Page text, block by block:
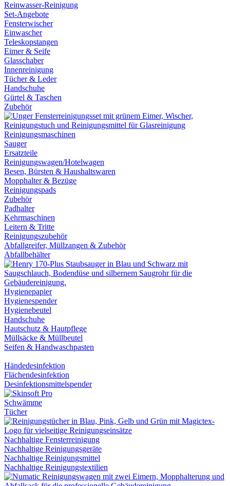
Reinwasser-Reinigung
Set-Angebote
Fensterwischer
Einwascher
Teleskopstangen
Eimer & Seife
Glasschaber
Innenreinigung
Tücher & Leder
Handschuhe
Gürtel & Taschen
Zubehör
Reinigungsmaschinen
Sauger
Ersatzteile
Reinigungswagen/Hotelwagen
Besen, Bürsten & Haushaltswaren
Mopphalter & Bezüge
Reinigungspads
Zubehör
Padhalter
Kehrmaschinen
Leitern & Tritte
Reinigungszubehör
Abfallgreifer, Müllzangen & Zubehör
Abfallbehälter
Hygienepapier
Hygienespender
Hygienebeutel
Handschuhe
Hautschutz & Hautpflege
Müllsäcke & Müllbeutel
Seifen & Handwaschpasten
Händedesinfektion
Flächendesinfektion
Desinfektionsmittelspender
Schwämme
Tücher
Nachhaltige Fensterreinigung
Nachhaltige Reinigungsgeräte
Nachhaltige Reinigungsmittel
Nachhaltige Reinigungstextilien